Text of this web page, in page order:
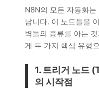
N8N의 모든 자동화
납니다. 이 노드들을
벽돌의 종류를 아는
게 두 가지 핵심 유형
1. 트리거 노드
의 시작점